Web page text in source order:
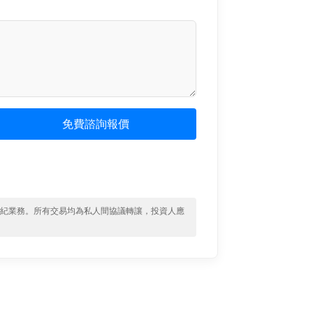
免費諮詢報價
業務。所有交易均為私人間協議轉讓，投資人應